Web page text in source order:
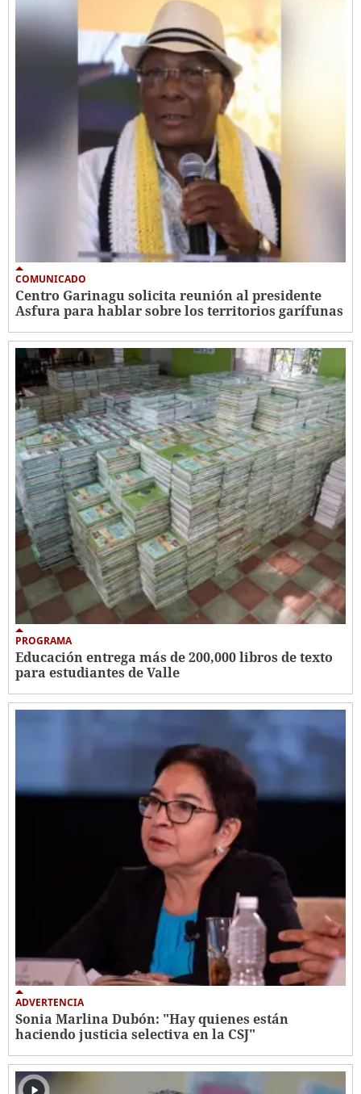
COMUNICADO
Centro Garinagu solicita reunión al presidente
Asfura para hablar sobre los territorios garífunas
PROGRAMA
Educación entrega más de 200,000 libros de texto
para estudiantes de Valle
ADVERTENCIA
Sonia Marlina Dubón: "Hay quienes están
haciendo justicia selectiva en la CSJ"